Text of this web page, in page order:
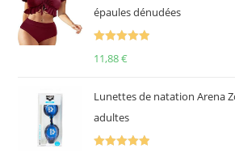
épaules dénudées
11,88€
Lunettes de natation Arena
adultes